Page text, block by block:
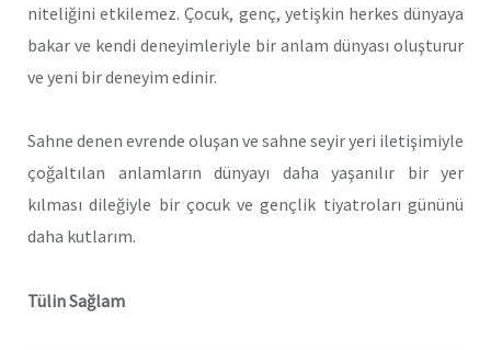
niteliğini etkilemez. Çocuk, genç, yetişkin herkes dünyaya
bakar ve kendi deneyimleriyle bir anlam dünyası oluşturur
ve yeni bir deneyim edinir.
Sahne denen evrende oluşan ve sahne seyir yeri iletişimiyle
çoğaltılan anlamların dünyayı daha yaşanılır bir yer
kılması dileğiyle bir çocuk ve gençlik tiyatroları gününü
daha kutlarım.
Tülin Sağlam